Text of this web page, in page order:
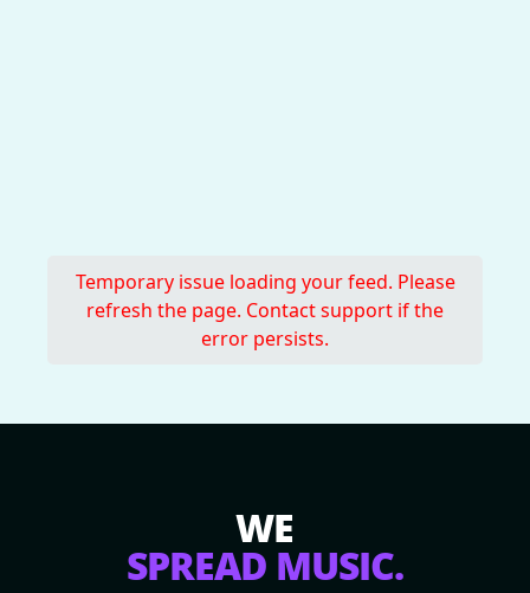
Temporary issue loading your feed. Please
refresh the page. Contact support if the
error persists.
WE
SPREAD MUSIC.